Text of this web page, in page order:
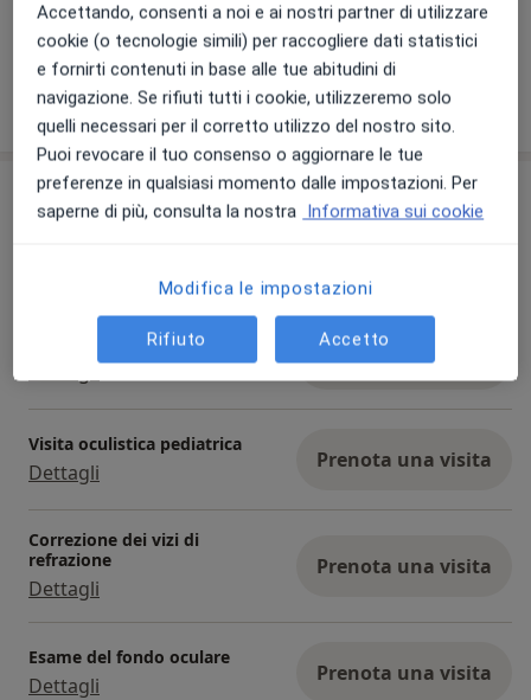
Visualizza galleria (1)
Mostra dettaglisull'esperienza
Prestazioni e prezzi
Visita oculistica
Dettagli Prenota una visita
Visita oculistica pediatrica
Dettagli Prenota una visita
Correzione dei vizi di
refrazione
Dettagli
Prenota una visita
Esame del fondo oculare
Dettagli Prenota una visita
Accettando, consenti a noi e ai nostri partner di utilizzare
cookie (o tecnologie simili) per raccogliere dati statistici
e fornirti contenuti in base alle tue abitudini di
navigazione. Se rifiuti tutti i cookie, utilizzeremo solo
quelli necessari per il corretto utilizzo del nostro sito.
Puoi revocare il tuo consenso o aggiornare le tue
preferenze in qualsiasi momento dalle impostazioni. Per
saperne di più, consulta la nostra Informativa sui cookie
Modifica le impostazioni
Rifiuto Accetto